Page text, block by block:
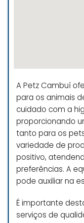
de
A Petz Cambuí
para os animais
cuidado com a
proporcionando
tanto para os
variedade de
positivo,
preferências. A
pode auxiliar na
É importante
serviços de